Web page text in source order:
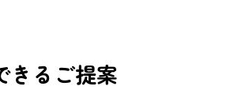
きるご提案